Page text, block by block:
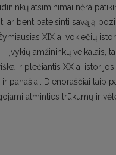
atsiminimai nėra
ar bent pateisinti savąją
XIX a. vokiečių
įvykių amžininkų veikalais,
ir plečiantis XX a.
panašiai. Dienoraščiai
atminties trūkumų ir